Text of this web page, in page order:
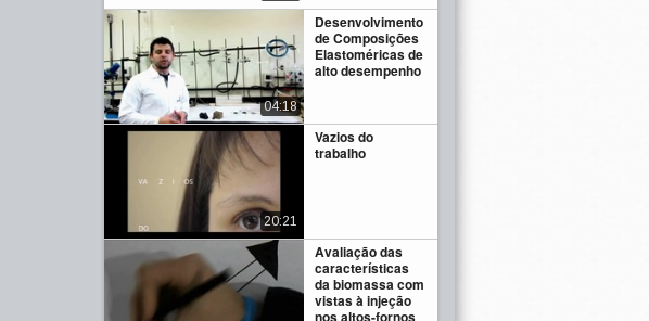
Desenvolvimento
de Composições
Elastoméricas de
alto desempenho
04:18
Vazios do
trabalho
20:21
Avaliação das
características
da biomassa com
vistas à injeção
nos altos-fornos